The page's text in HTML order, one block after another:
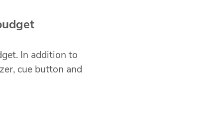
In addition to
cue button and